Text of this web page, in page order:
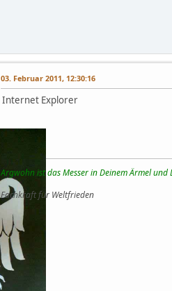
03. Februar 2011, 12:30:16
Internet Explorer
Argwohn ist das Messer in Deinem Ärmel und
Fachkraft für Weltfrieden